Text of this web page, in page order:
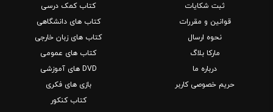
ثبت شکایات
قوانین و مقررات
نحوه ارسال
مارکا بلاگ
درباره ما
حریم خصوصی کاربر
کتاب کمک درسی
کتاب های دانشگاهی
کتاب های زبان خارجی
کتاب های عمومی
DVD های آموزشی
بازی های فکری
کتاب کنکور